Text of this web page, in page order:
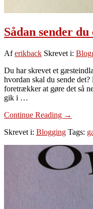
Sådan sender
Aferikback Skrevet i:
Du har skrevet et
hvordan skal du sende
foretrækker at gøre det så
gik i …
Continue Reading om
sender
et
→
Skrevet i: Blogging Tags: